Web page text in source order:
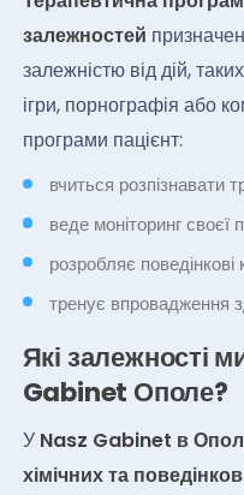
залежностей
залежністю від дій,
ігри, порнографія або
програми пацієнт:
вчиться розпізнавати
веде моніторинг своєї
розробляє поведінкові
тренує впровадження
Які залежності
Gabinet Ополе?
У Nasz Gabinet в
хімічних та